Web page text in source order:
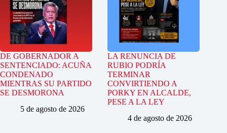
DE GOBERNADOR A
SENTENCIADO: ACUÑA
CONDENADO
MIENTRAS SU PARTIDO
SE DESMORONA
5 de agosto de 2026
LA RENUNCIA DE
RUBIO PODRÍA
TERMINAR
CONVIRTIENDO A
PORKY EN ALCALDE,
PESE A LA LEY
4 de agosto de 2026